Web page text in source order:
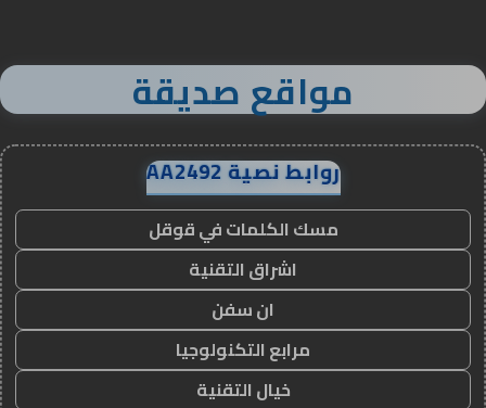
مواقع صديقة
روابط نصية AA2492
مسك الكلمات في قوقل
اشراق التقنية
ان سفن
مرابع التكنولوجيا
خيال التقنية